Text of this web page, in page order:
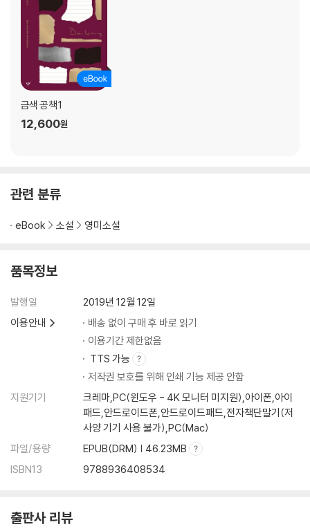
금색 공책 1
12,600원
관련 분류
eBook 소설 영미소설
품목정보
발행일
2019년 12월 12일
이용안내
배송 없이 구매 후 바로 읽기
이용기간 제한없음
TTS 가능
저작권 보호를 위해 인쇄 기능 제공 안함
지원기기
크레마,PC(윈도우 - 4K 모니터 미지원),아이폰,아이
패드,안드로이드폰,안드로이드패드,전자책단말기(저
사양 기기 사용 불가),PC(Mac)
파일/용량
EPUB(DRM) | 46.23MB
ISBN13
9788936408534
출판사 리뷰